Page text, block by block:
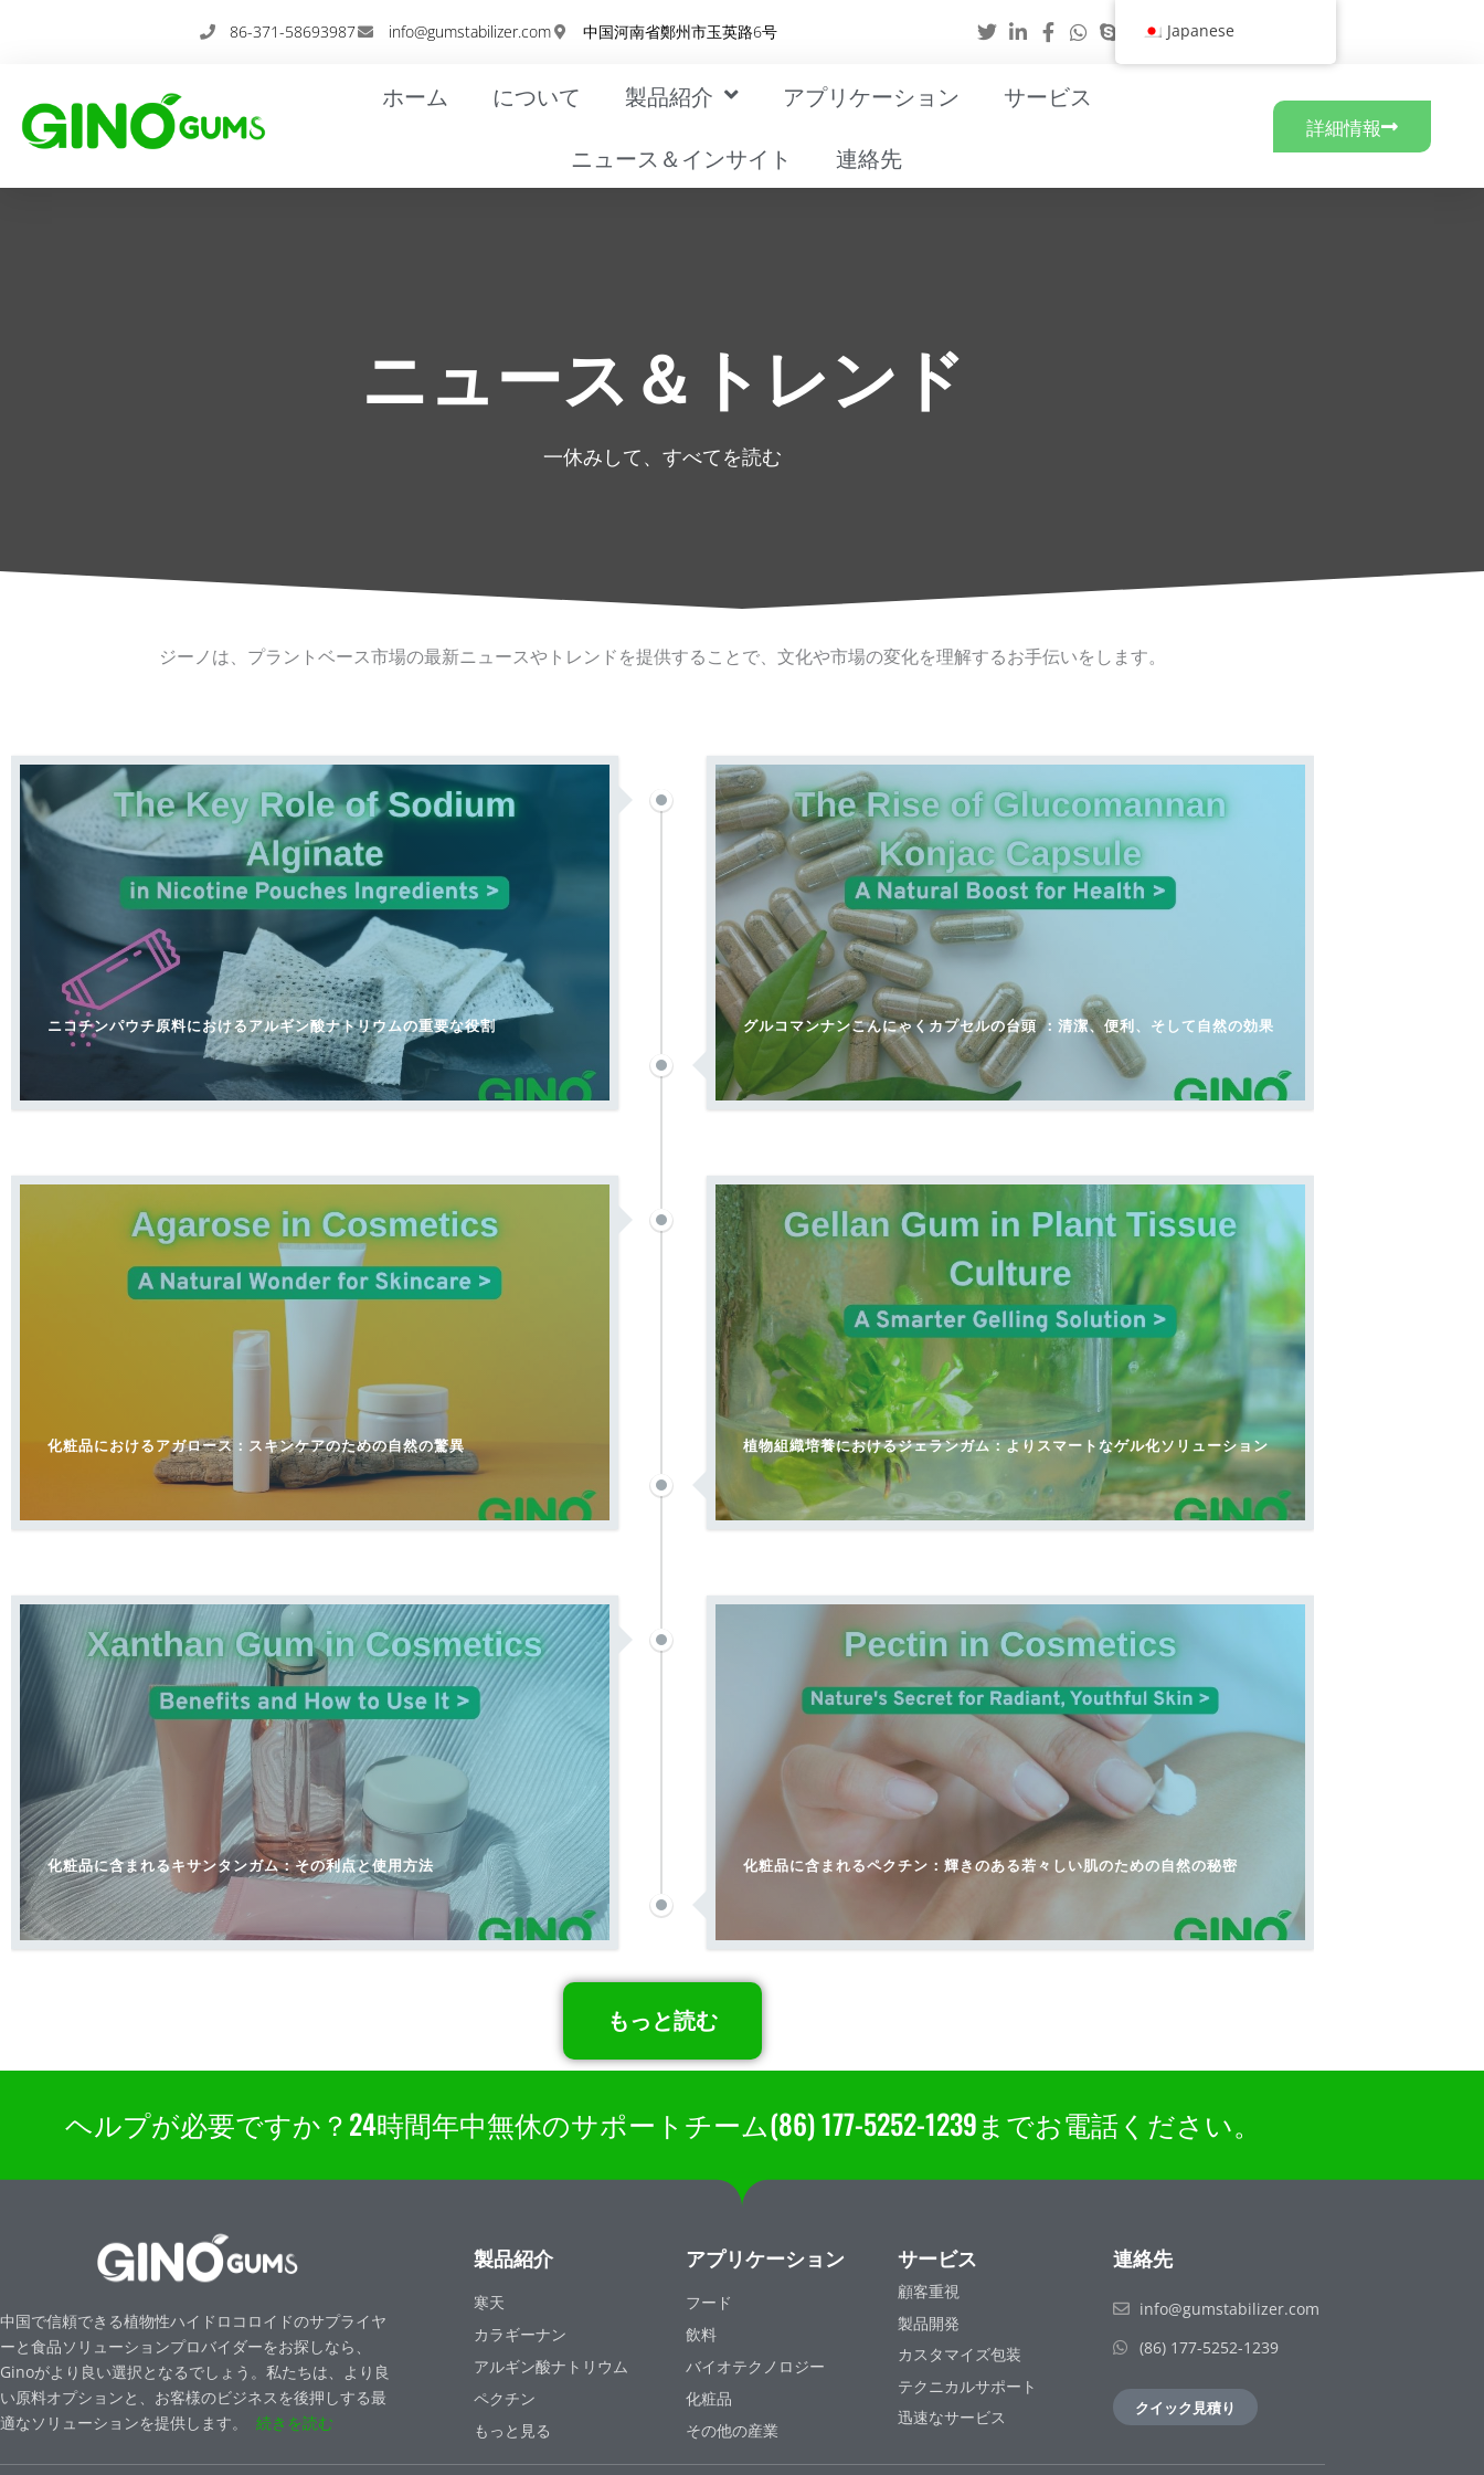
86-371-58693987 info@gumstabilizer.com 中国河南省鄭州市玉英路6号
ホーム について 製品紹介 アプリケーション
サービス
ニュース＆インサイト
連絡先
詳細情報
ニュース＆トレンド
一休みして、すべてを読む
ジーノは、プラントベース市場の最新ニュースやトレンドを提供することで、文化や市場の変化を理解するお手伝いをします。
ニコチンパウチ原料におけるアルギン酸ナトリウムの重要な役割 グルコマンナンこんにゃくカプセルの台頭 ：清潔、便利、そして自然の効果
化粧品におけるアガロース：スキンケアのための自然の驚異 植物組織培養におけるジェランガム：よりスマートなゲル化ソリューション
化粧品に含まれるキサンタンガム：その利点と使用方法 化粧品に含まれるペクチン：輝きのある若々しい肌のための自然の秘密
もっと読む
ヘルプが必要ですか？24時間年中無休のサポートチーム(86) 177-5252-1239までお電話ください。
中国で信頼できる植物性ハイドロコロイドのサプライヤ
ーと食品ソリューションプロバイダーをお探しなら、
Ginoがより良い選択となるでしょう。私たちは、より良
い原料オプションと、お客様のビジネスを後押しする最
適なソリューションを提供します。 続きを読む
製品紹介
寒天
カラギーナン
アルギン酸ナトリウム
ペクチン
もっと見る
アプリケーション
フード
飲料
バイオテクノロジー
化粧品
その他の産業
サービス
顧客重視
製品開発
カスタマイズ包装
テクニカルサポート
迅速なサービス
連絡先
info@gumstabilizer.com
(86) 177-5252-1239
クイック見積り
Japanese